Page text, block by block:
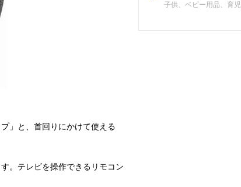
」と、首回りにかけて使える
。テレビを操作できるリモコン
子供、ベビー用品、育児